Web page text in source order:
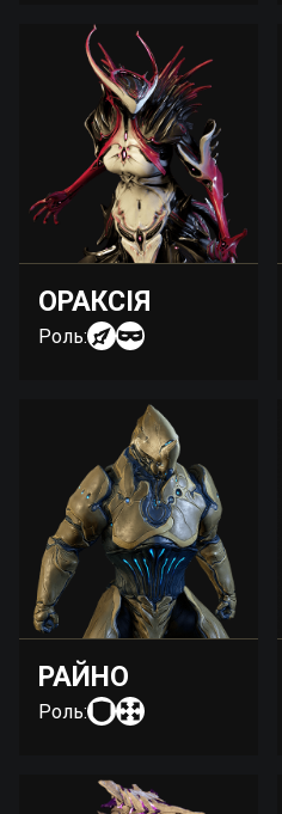
ОРАКСІЯ
Роль:
РАЙНО
Роль: